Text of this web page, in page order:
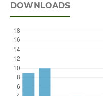
DOWNLOADS